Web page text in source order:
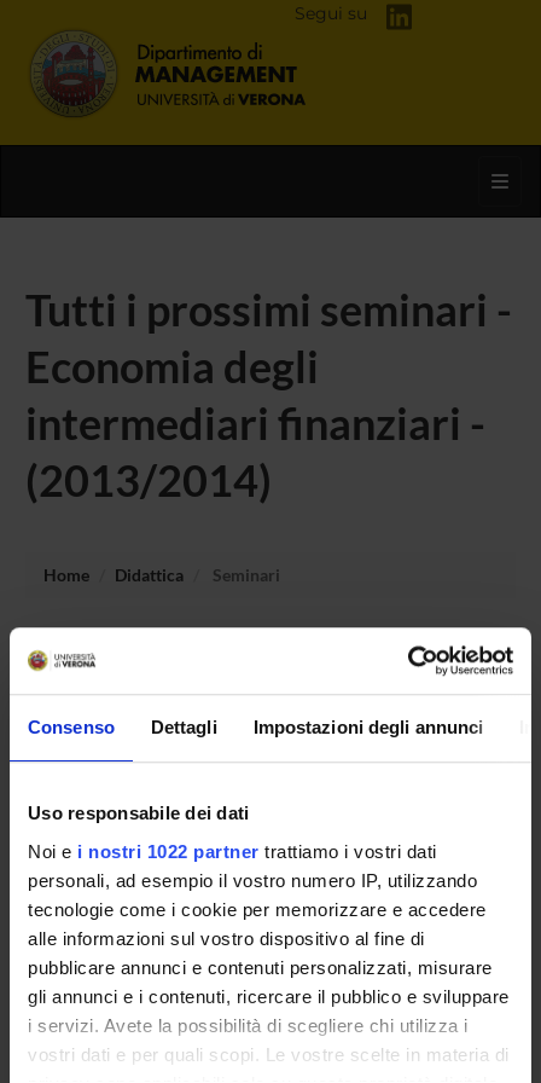
Consenso Dettagli Impostazioni degli annunci
Uso responsabile dei dati
Noi e i nostri 1022 partner trattiamo i vostri dati
personali, ad esempio il vostro numero IP, utilizzando
tecnologie come i cookie per memorizzare e accedere
alle informazioni sul vostro dispositivo al fine di
pubblicare annunci e contenuti personalizzati, misurare
gli annunci e i contenuti, ricercare il pubblico e sviluppare
i servizi. Avete la possibilità di scegliere chi utilizza i
vostri dati e per quali scopi. Le vostre scelte in materia di
Segui su
Tutti i prossimi seminari -
Economia degli
intermediari finanziari -
(2013/2014)
Home Didattica Seminari
Non è stato trovato alcun seminario relativo
all'insegnamento Economia degli intermediari finanziari.
DOTTORATI, MASTER E FORMAZIONE SUPERIORE
Contatti
Persone
Luoghi
Calendario